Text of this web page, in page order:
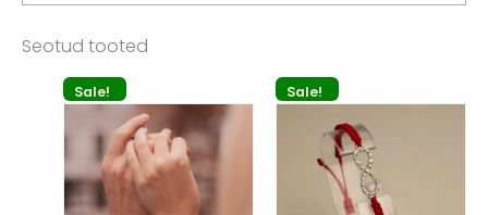
Seotud tooted
Sale! Sale!